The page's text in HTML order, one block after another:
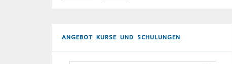
ANGEBOT KURSE UND SCHULUNGEN